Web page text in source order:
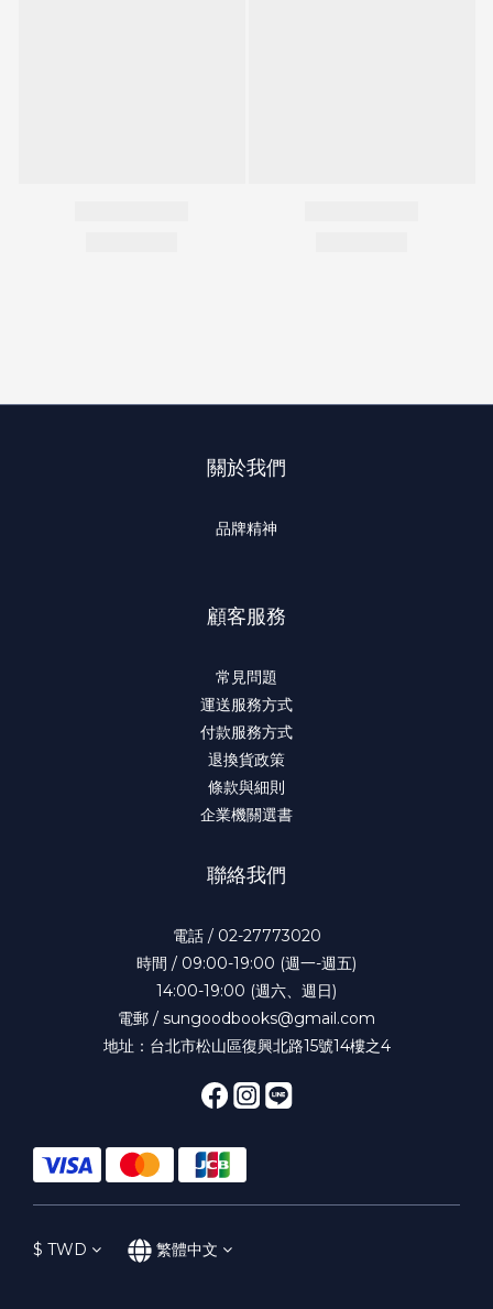
關於我們
品牌精神
顧客服務
常見問題
運送服務方式
付款服務方式
退換貨政策
條款與細則
企業機關選書
聯絡我們
電話 / 02-27773020
時間 / 09:00-19:00 (週一-週五)
14:00-19:00 (週六、週日)
電郵 / sungoodbooks@gmail.com
地址：台北市松山區復興北路15號14樓之4
$ TWD 繁體中文